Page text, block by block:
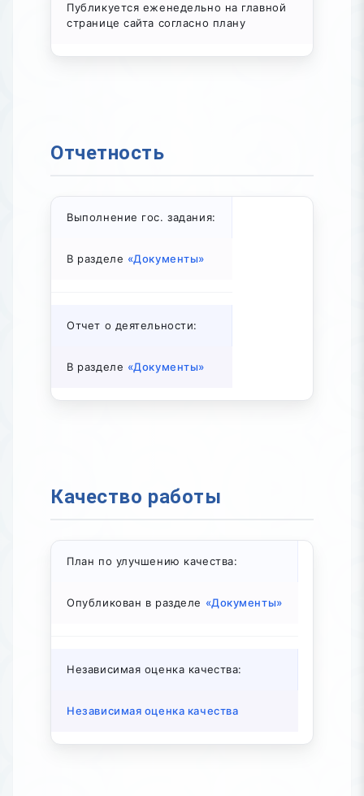
Публикуется еженедельно на главной
странице сайта согласно плану
Отчетность
Выполнение гос. задания:
В разделе «Документы»
Отчет о деятельности:
В разделе «Документы»
Качество работы
План по улучшению качества:
Опубликован в разделе «Документы»
Независимая оценка качества:
Независимая оценка качества